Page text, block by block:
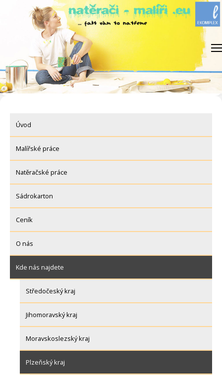
Úvod
Malířské práce
Natěračské práce
Sádrokarton
Ceník
O nás
Kde nás najdete
Středočeský kraj
Jihomoravský kraj
Moravskoslezský kraj
Plzeňský kraj